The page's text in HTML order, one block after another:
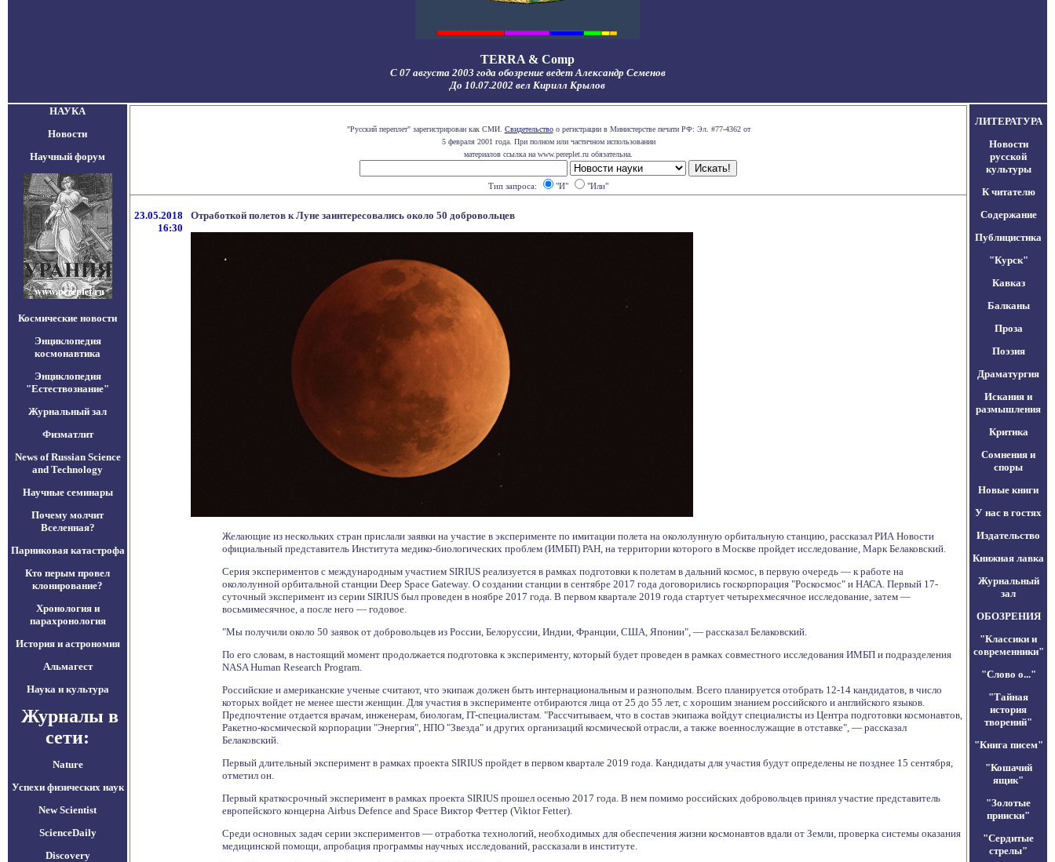
TERRA & Comp
С 07 августа 2003 года обозрение ведет Александр Семенов
До 10.07.2002 вел Кирилл Крылов
НАУКА
Новости
Научный форум
Космические новости
Энциклопедия
космонавтика
Энциклопедия
"Естествознание"
Журнальный зал
Физматлит
News of Russian Science
and Technology
Научные семинары
Почему молчит
Вселенная?
Парниковая катастрофа
Кто перым провел
клонирование?
Хронология и
парахронология
История и астрономия
Альмагест
Наука и культура
Журналы в
сети:
Nature
Успехи физических наук
New Scientist
ScienceDaily
Discovery
"Русский переплет" зарегистрирован как СМИ. Свидетельствоо регистрации в Министерстве печати РФ: Эл. #77-4362 от
5 февраля 2001 года. При полном или частичном использовании
материалов ссылка на www.pereplet.ru обязательна.
Тип запроса: "И" "Или"
23.05.2018
16:30
Отработкой полетов к Луне заинтересовались около 50 добровольцев
Желающие из нескольких стран прислали заявки на участие в эксперименте по имитации полета на окололунную орбитальную станцию, рассказал РИА Новости
официальный представитель Института медико-биологических проблем (ИМБП) РАН, на территории которого в Москве пройдет исследование, Марк Белаковский.
Серия экспериментов с международным участием SIRIUS реализуется в рамках подготовки к полетам в дальний космос, в первую очередь — к работе на
окололунной орбитальной станции Deep Space Gateway. О создании станции в сентябре 2017 года договорились госкорпорация "Роскосмос" и НАСА. Первый 17-
суточный эксперимент из серии SIRIUS был проведен в ноябре 2017 года. В первом квартале 2019 года стартует четырехмесячное исследование, затем —
восьмимесячное, а после него — годовое.
"Мы получили около 50 заявок от добровольцев из России, Белоруссии, Индии, Франции, США, Японии", — рассказал Белаковский.
По его словам, в настоящий момент продолжается подготовка к эксперименту, который будет проведен в рамках совместного исследования ИМБП и подразделения
NASA Human Research Program.
Российские и американские ученые считают, что экипаж должен быть интернациональным и разнополым. Всего планируется отобрать 12-14 кандидатов, в число
которых войдет не менее шести женщин. Для участия в эксперименте отбираются лица от 25 до 55 лет, с хорошим знанием российского и английского языков.
Предпочтение отдается врачам, инженерам, биологам, IT-специалистам. "Рассчитываем, что в состав экипажа войдут специалисты из Центра подготовки космонавтов,
Ракетно-космической корпорации "Энергия", НПО "Звезда" и других организаций космической отрасли, а также военнослужащие в отставке", — рассказал
Белаковский.
Первый длительный эксперимент в рамках проекта SIRIUS пройдет в первом квартале 2019 года. Кандидаты для участия будут определены не позднее 15 сентября,
отметил он.
Первый краткосрочный эксперимент в рамках проекта SIRIUS прошел осенью 2017 года. В нем помимо российских добровольцев принял участие представитель
европейского концерна Airbus Defence and Space Виктор Феттер (Viktor Fetter).
Среди основных задач серии экспериментов — отработка технологий, необходимых для обеспечения жизни космонавтов вдали от Земли, проверка системы оказания
медицинской помощи, апробация программы научных исследований, рассказали в институте.
ЛИТЕРАТУРА
Новости
русской
культуры
К читателю
Содержание
Публицистика
"Курск"
Кавказ
Балканы
Проза
Поэзия
Драматургия
Искания и
размышления
Критика
Сомнения и
споры
Новые книги
У нас в гостях
Издательство
Книжная лавка
Журнальный
зал
ОБОЗРЕНИЯ
"Классики и
современники"
"Слово о..."
"Тайная
история
творений"
"Книга писем"
"Кошачий
ящик"
"Золотые
прииски"
"Сердитые
стрелы"